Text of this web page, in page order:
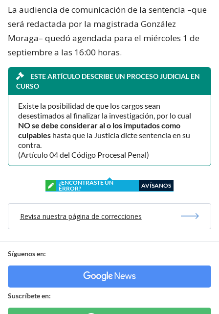
La audiencia de comunicación de la sentencia –que
será redactada por la magistrada González
Moraga– quedó agendada para el miércoles 1 de
septiembre a las 16:00 horas.
ESTE ARTÍCULO DESCRIBE UN PROCESO JUDICIAL EN
CURSO
Existe la posibilidad de que los cargos sean
desestimados al finalizar la investigación, por lo cual
NO se debe considerar al o los imputados como
culpables hasta que la Justicia dicte sentencia en su
contra.
(Artículo 04 del Código Procesal Penal)
¿ENCONTRASTE UN
ERROR?
AVÍSANOS
Revisa nuestra página de correcciones
Síguenos en:
Suscríbete en: